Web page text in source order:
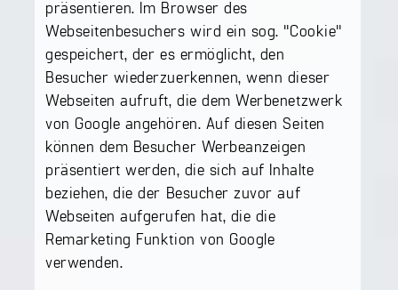
präsentieren. Im Browser des
Webseitenbesuchers wird ein sog. "Cookie"
gespeichert, der es ermöglicht, den
Besucher wiederzuerkennen, wenn dieser
Webseiten aufruft, die dem Werbenetzwerk
von Google angehören. Auf diesen Seiten
können dem Besucher Werbeanzeigen
präsentiert werden, die sich auf Inhalte
beziehen, die der Besucher zuvor auf
Webseiten aufgerufen hat, die die
Remarketing Funktion von Google
verwenden.